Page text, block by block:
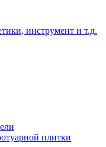
инструмент и т.д.
плитки